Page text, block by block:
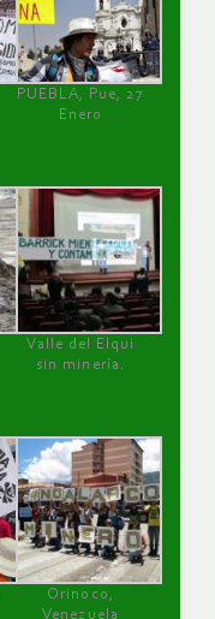
PUEBLA, Pue, 27
Enero
Valle del Elqui
sin minería.
Orinoco,
Venezuela